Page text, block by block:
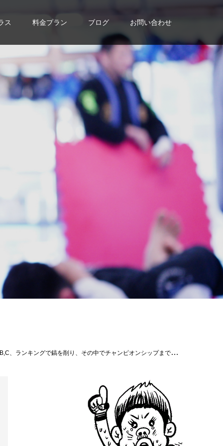
ス 料金プラン ブログ お問い合わせ
予防対策として座席数を減らしての開催となる為、チケットは早めのご購入をお願い致します！［決定対戦カード］◎世界フライ級チャンピオンシップ5分5R福田龍彌（王者・初防衛戦／MIBURO）vs平良達郎（挑戦者・同級1位／Theパラエストラ沖縄）□大会概要［大会名］プロフェッショナル修斗公式戦 PROFESSIONAL SHOOTO 2021 Vol.4 in OSAKA Supported by ONE Championship 第2部［日時］2021年6月20日（日）［開場］16:00［開始］16:30 ［会場］メルパルクホールOSAKA大阪府大阪市淀川区宮原4-2-1御堂筋線「新大阪駅」より徒歩5分［後援］ONE Championship［協力］一般社団法人日本修斗協会／全日本新空手道連盟［認定］インターナショナル修斗コミッション［主催］株式会社サステイン［チケット発売日］5月上旬予定［チケット料金］VIP 15,000円／RS 12,000円／SS 10,000円／パノラマ 12,000円／S 7,000円※全席指定、全て税込み価格。※当日は500円増し。※小学生以上はチケットが必要。※マスクの着用をお願い致します。※大阪市の条例に基づきお客様同士、一定の距離をとってご観戦頂きます。※今大会は2部制（入れ替え制、第1部：13:00開始）で開催します。［チケット販売所］イープラス https://eplus.jp/shooto/（パソコン&スマートフォン）https://eplus.jp/qa/修斗BASE オンラインショップ https://proshooto.official.ec/［お問い合せ］株式会社 サステイン 03-3788-3042#平良達郎#insprit#パラエストラ #沖縄 #那覇 #与儀 #MMA #shooto #コザ #総合格闘技 #修斗 #キックボクシング #柔術 #jiujitsu #ダイエット